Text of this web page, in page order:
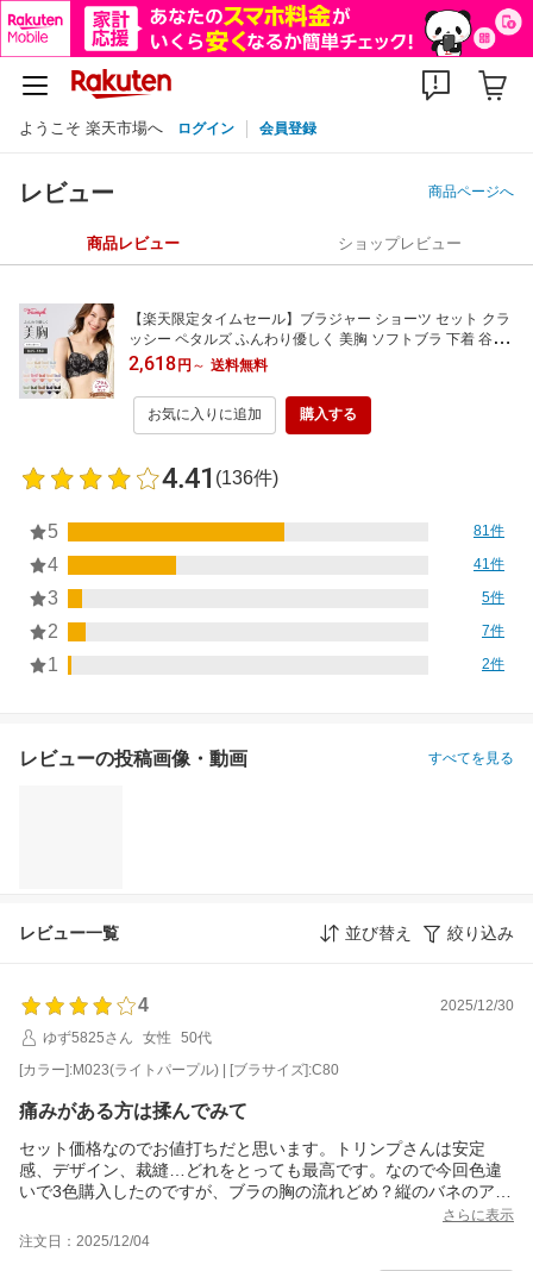
ようこそ 楽天市場へ ログイン 会員登録
レビュー 商品ページへ
商品レビュー ショップレビュー
【楽天限定タイムセール】ブラジャー ショーツ セット クラ
ッシー ペタルズ ふんわり優しく 美胸 ソフトブラ 下着 谷間
WHU + Hikini 34 Y3 S1 RL1 トリンプ
2,618円 ～ 送料無料
お気に入りに追加 購入する
4.41 (136件)
5 81件
4 41件
3 5件
2 7件
1 2件
レビューの投稿画像・動画 すべてを見る
レビュー一覧 並び替え 絞り込み
4
2025/12/30
ゆず5825さん
女性
50代
[カラー]:M023(ライトパープル) | [ブラサイズ]:C80
痛みがある方は揉んでみて
セット価格なのでお値打ちだと思います。トリンプさんは安定
感、デザイン、裁縫…どれをとっても最高です。なので今回色違
いで3色購入したのですが、ブラの胸の流れどめ？縦のバネのアン
ダーの部分(うまく説明できなくてすみません)が当たって動くたび
に痛みがあって外すと少し赤くなってしまいました。他の色も同
さらに表示
注文日：2025/12/04